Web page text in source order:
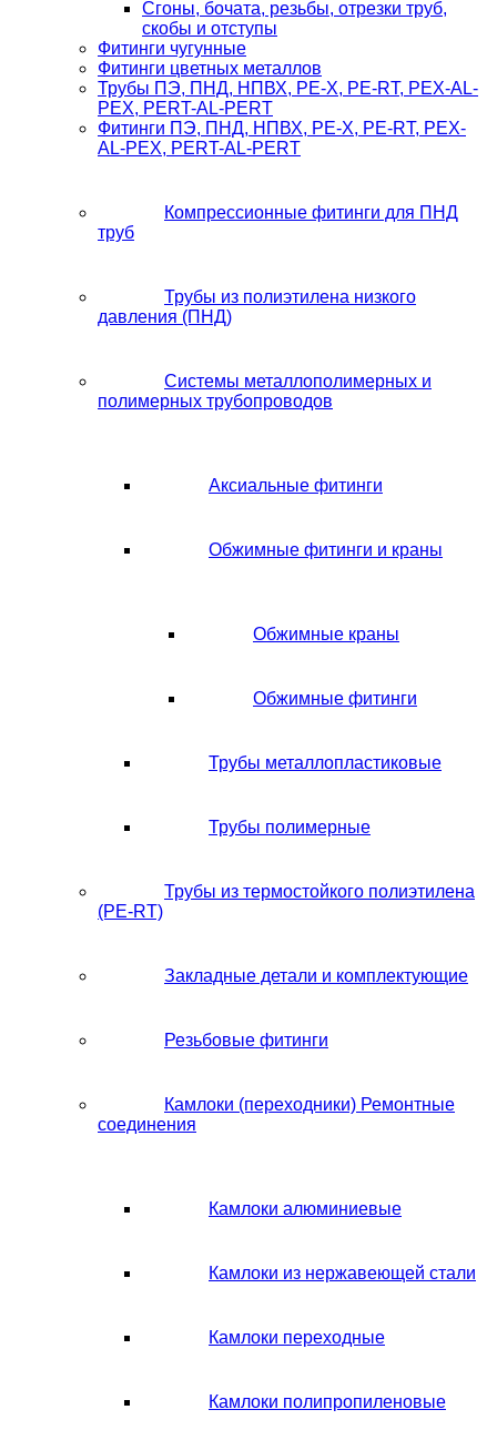
Сгоны, бочата, резьбы, отрезки труб,
скобы и отступы
Фитинги чугунные
Фитинги цветных металлов
Трубы ПЭ, ПНД, НПВХ, PE-X, PE-RT, PEX-AL-
PEX, PERT-AL-PERT
Фитинги ПЭ, ПНД, НПВХ, PE-X, PE-RT, PEX-
AL-PEX, PERT-AL-PERT
Компрессионные фитинги для ПНД
труб
Трубы из полиэтилена низкого
давления (ПНД)
Системы металлополимерных и
полимерных трубопроводов
Аксиальные фитинги
Обжимные фитинги и краны
Обжимные краны
Обжимные фитинги
Трубы металлопластиковые
Трубы полимерные
Трубы из термостойкого полиэтилена
(PE-RT)
Закладные детали и комплектующие
Резьбовые фитинги
Камлоки (переходники) Ремонтные
соединения
Камлоки алюминиевые
Камлоки из нержавеющей стали
Камлоки переходные
Камлоки полипропиленовые